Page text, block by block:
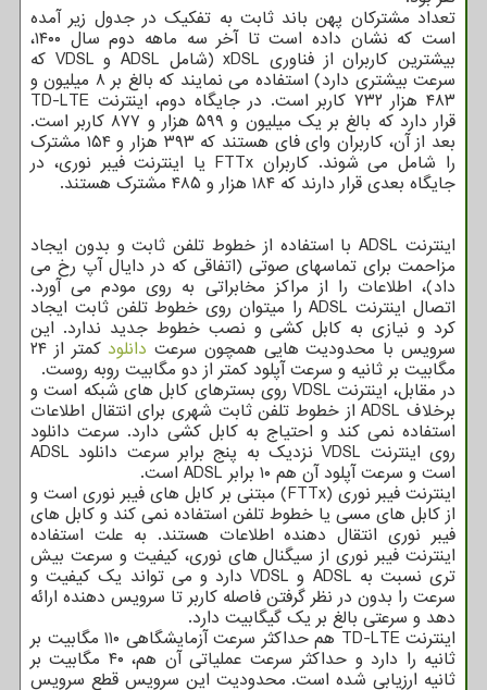
تعداد مشترکان پهن باند ثابت به تفکیک در جدول زیر آمده
است که نشان داده است تا آخر سه ماهه دوم سال ۱۴۰۰،
بیشترین کاربران از فناوری xDSL (شامل ADSL و VDSL که
سرعت بیشتری دارد) استفاده می نمایند که بالغ بر ۸ میلیون و
۴۸۳ هزار ۷۳۲ کاربر است. در جایگاه دوم، اینترنت TD-LTE
قرار دارد که بالغ بر یک میلیون و ۵۹۹ هزار و ۸۷۷ کاربر است.
بعد از آن، کاربران وای فای هستند که ۳۹۳ هزار و ۱۵۴ مشترک
را شامل می شوند. کاربران FTTx یا اینترنت فیبر نوری، در
جایگاه بعدی قرار دارند که ۱۸۴ هزار و ۴۸۵ مشترک هستند.
اینترنت ADSL با استفاده از خطوط تلفن ثابت و بدون ایجاد
مزاحمت برای تماسهای صوتی (اتفاقی که در دایال آپ رخ می
داد)، اطلاعات را از مراکز مخابراتی به روی مودم می آورد.
اتصال اینترنت ADSL را میتوان روی خطوط تلفن ثابت ایجاد
کرد و نیازی به کابل کشی و نصب خطوط جدید ندارد. این
سرویس با محدودیت هایی همچون سرعت دانلود کمتر از ۲۴
مگابیت بر ثانیه و سرعت آپلود کمتر از دو مگابیت روبه روست.
در مقابل، اینترنت VDSL روی بسترهای کابل های شبکه است و
برخلاف ADSL از خطوط تلفن ثابت شهری برای انتقال اطلاعات
استفاده نمی کند و احتیاج به کابل کشی دارد. سرعت دانلود
روی اینترنت VDSL نزدیک به پنج برابر سرعت دانلود ADSL
است و سرعت آپلود آن هم ۱۰ برابر ADSL است.
اینترنت فیبر نوری (FTTx) مبتنی بر کابل های فیبر نوری است و
از کابل های مسی یا خطوط تلفن استفاده نمی کند و کابل های
فیبر نوری انتقال دهنده اطلاعات هستند. به علت استفاده
اینترنت فیبر نوری از سیگنال های نوری، کیفیت و سرعت بیش
تری نسبت به ADSL و VDSL دارد و می تواند یک کیفیت و
سرعت را بدون در نظر گرفتن فاصله کاربر تا سرویس دهنده ارائه
دهد و سرعتی بالغ بر یک گیگابیت دارد.
اینترنت TD-LTE هم حداکثر سرعت آزمایشگاهی ۱۱۰ مگابیت بر
ثانیه را دارد و حداکثر سرعت عملیاتی آن هم، ۴۰ مگابیت بر
ثانیه ارزیابی شده است. محدودیت این سرویس قطع سرویس